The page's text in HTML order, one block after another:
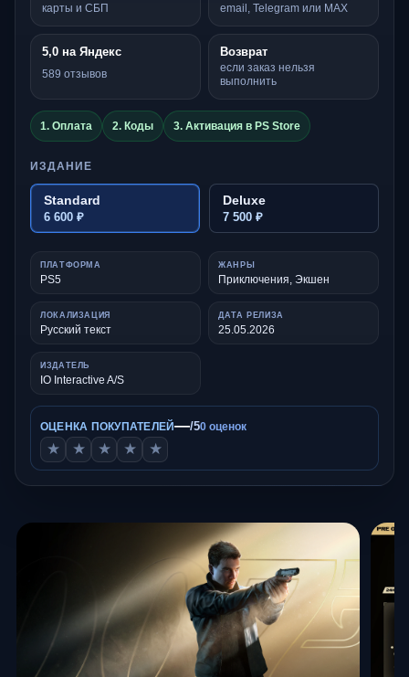
карты и СБП email, Telegram или MAX
5,0 на Яндекс
589 отзывов
Возврат
если заказ нельзя
выполнить
1. Оплата 2. Коды 3. Активация в PS Store
ИЗДАНИЕ
Standard
6 600 ₽
Deluxe
7 500 ₽
ПЛАТФОРМА
PS5
ЖАНРЫ
Приключения, Экшен
ЛОКАЛИЗАЦИЯ
Русский текст
ДАТА РЕЛИЗА
25.05.2026
ИЗДАТЕЛЬ
IO Interactive A/S
ОЦЕНКА ПОКУПАТЕЛЕЙ—/50 оценок
★ ★ ★ ★ ★